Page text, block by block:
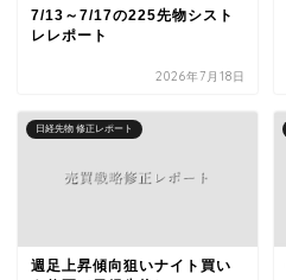
7/13～7/17の225先物シスト
レレポート
2026年7月18日
日経先物 修正レポート
週足上昇傾向狙いナイト買い